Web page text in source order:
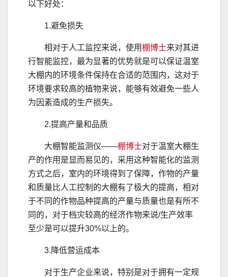
以下好处：
1.避免损失
相对于人工监控来说，使用棚博士来对其进
行智能监控，最为显著的优势就是可以保证温室
大棚内的环境条件保持在合适的范围内，这对于
环境要求较高的植物来说，能够有效避免一些人
为因素造成的生产损失。
2.提高产量和品质
大棚智能监测仪——棚博士对于温室大棚生
产的作用是显而易见的，采用这种智能化的监测
方式之后，室内的环境得到了保障，作物的产量
和质量比人工控制的大棚有了极大的提高，相对
于不同的作物品种提高的产量与质量也是有所不
同的，对于档灾较高的经济作物来说/生产效率
至少是可以提升30%以上的。
3.降低营运成本
对于生产企业来说，特别是对于拥有一定规